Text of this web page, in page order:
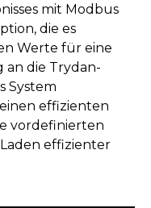
mit Modbus
die es
Werte für eine
an die Trydan-
System
effizienten
vordefinierten
effizienter